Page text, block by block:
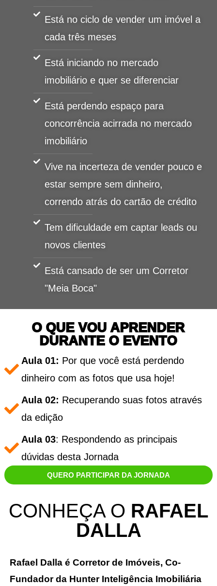
Está no ciclo de vender um imóvel a
cada três meses
Está iniciando no mercado
imobiliário e quer se diferenciar
Está perdendo espaço para
concorrência acirrada no mercado
imobiliário
Vive na incerteza de vender pouco e
estar sempre sem dinheiro,
correndo atrás do cartão de crédito
Tem dificuldade em captar leads ou
novos clientes
Está cansado de ser um Corretor
"Meia Boca"
O QUE VOU APRENDER
DURANTE O EVENTO
Aula 01: Por que você está perdendo
dinheiro com as fotos que usa hoje!
Aula 02: Recuperando suas fotos através
da edição
Aula 03: Respondendo as principais
dúvidas desta Jornada
QUERO PARTICIPAR DA JORNADA
CONHEÇA O RAFAEL
DALLA
Rafael Dalla é Corretor de Imóveis, Co-
Fundador da Hunter Inteligência Imobiliária